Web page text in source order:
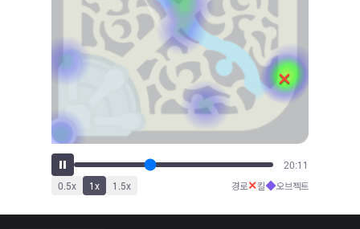
21:41
0.5x 1x 1.5x 경로✕킬◆오브젝트